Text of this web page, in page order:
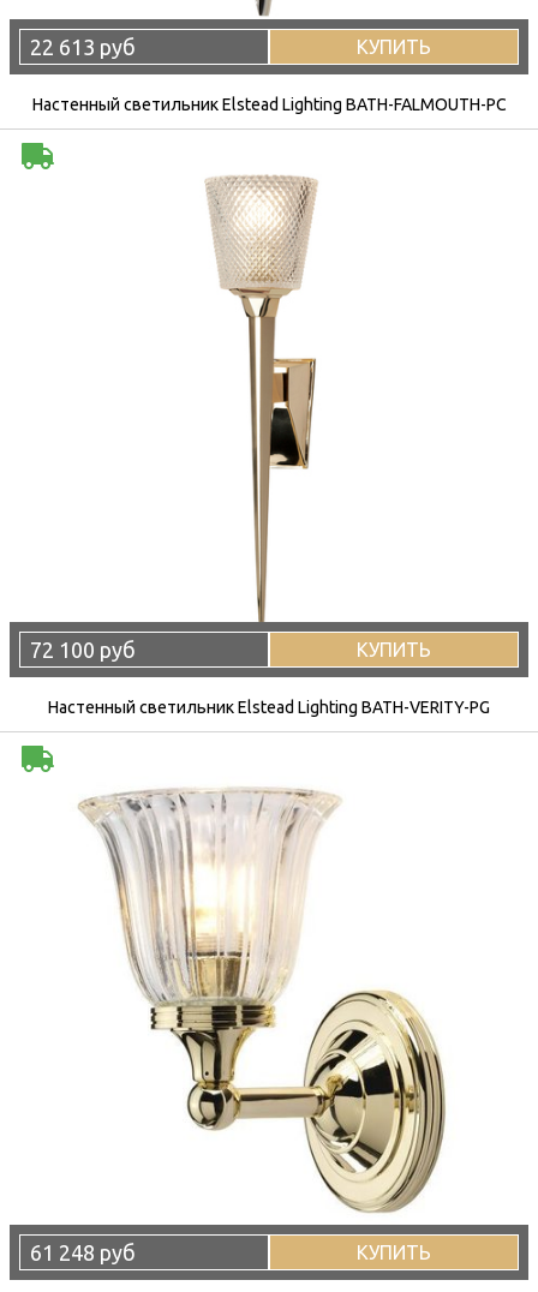
22 613 руб КУПИТЬ
Настенный светильник Elstead Lighting BATH-FALMOUTH-PC
72 100 руб КУПИТЬ
Настенный светильник Elstead Lighting BATH-VERITY-PG
61 248 руб КУПИТЬ